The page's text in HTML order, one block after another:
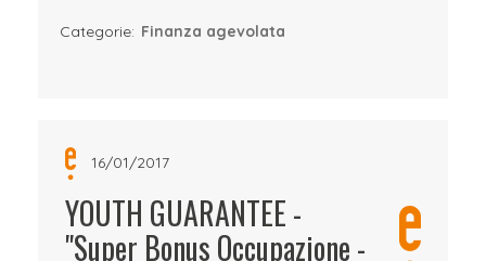
Categorie: Finanza agevolata
16/01/2017
YOUTH GUARANTEE -
"Super Bonus Occupazione -